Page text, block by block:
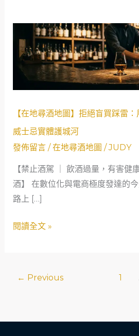
【在地尋酒地圖】拒絕盲買踩雷
威士忌實體護城河
發佈留言 /在地尋酒地圖 /JUDY
【禁止酒駕 ｜ 飲酒過量，有害健
酒】 在數位化與電商極度發達的
路上 […]
尋
地
拒
絕
盲
買
踩
雷：
實
建
閱讀全文 »
← Previous 1